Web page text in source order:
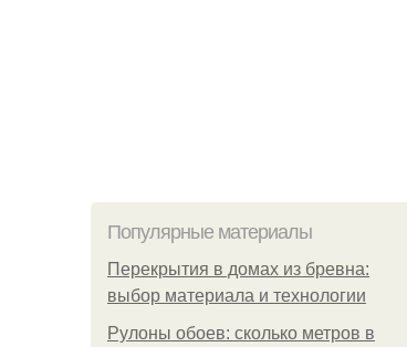
Популярные материалы
Перекрытия в домах из бревна:
выбор материала и технологии
Рулоны обоев: сколько метров в